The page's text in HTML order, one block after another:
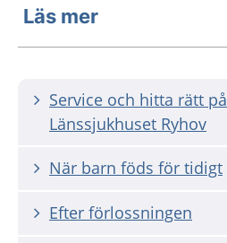
Läs mer
Service och hitta rätt på
Länssjukhuset Ryhov
När barn föds för tidigt
Efter förlossningen